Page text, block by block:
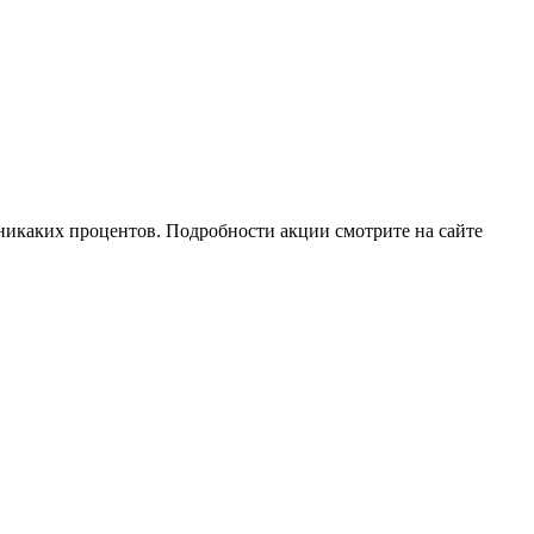
процентов. Подробности акции смотрите на сайте